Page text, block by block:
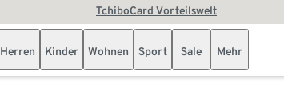
TchiboCard Vorteilswelt
Herren Kinder Wohnen Sport Sale Mehr